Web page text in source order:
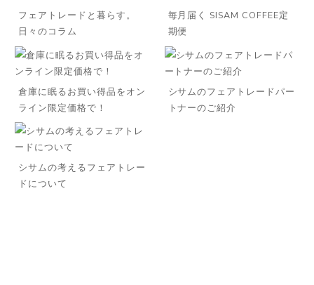
フェアトレードと暮らす。
日々のコラム
毎月届く SISAM COFFEE定
期便
倉庫に眠るお買い得品をオン
ライン限定価格で！
シサムのフェアトレードパー
トナーのご紹介
シサムの考えるフェアトレー
ドについて